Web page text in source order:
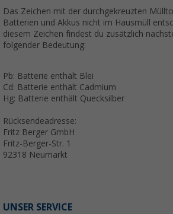
Das Zeichen mit der durchgekreuzten
Batterien und Akkus nicht im Hausmüll
diesem Zeichen findest du zusätzlich
folgender Bedeutung:
Pb: Batterie enthält Blei
Cd: Batterie enthält Cadmium
Hg: Batterie enthält Quecksilber
Rücksendeadresse:
Fritz Berger GmbH
Fritz-Berger-Str. 1
92318 Neumarkt
UNSER SERVICE